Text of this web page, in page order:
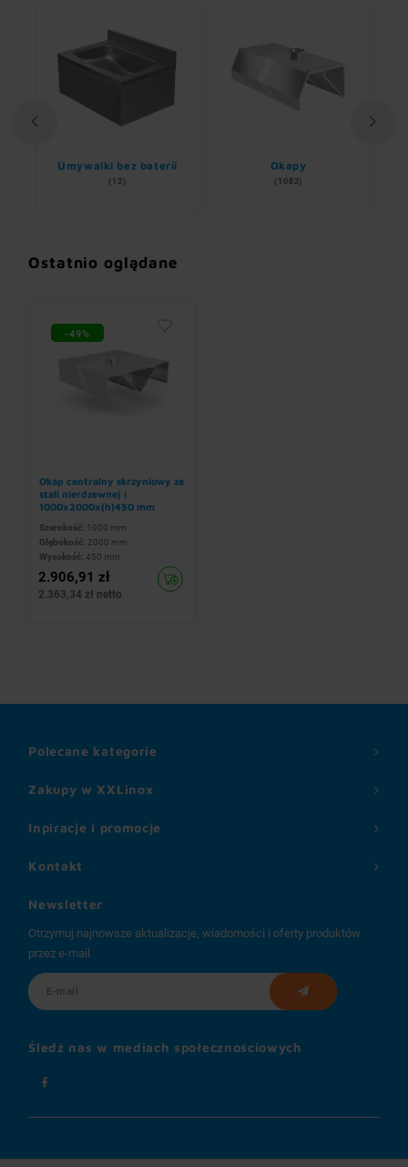
Umywalki bez baterii
(12)
Okapy
(1082)
Ostatnio oglądane
-49%
Okap centralny skrzyniowy ze
stali nierdzewnej |
1000x2000x(h)450 mm
Szerokość: 1000 mm
Głębokość: 2000 mm
Wysokość: 450 mm
2.906,91 zł
2.363,34 zł netto
Zakupy w XXLinox
Inpiracje i promocje
Polecane kategorie
Kontakt
Newsletter
Otrzymuj najnowsze aktualizacje, wiadomości i oferty produktów
przez e-mail
Śledź nas w mediach społecznościowych